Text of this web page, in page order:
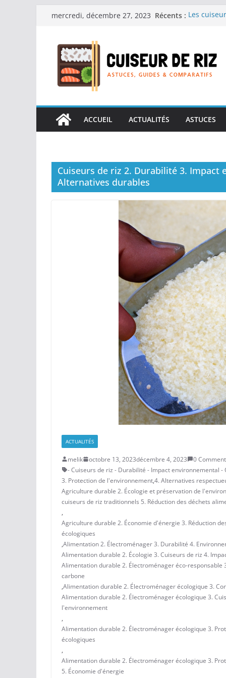
Passermercredi, décembre 27, 2023 Récents : Les
Les
en grande
Les
ACCUEIL
ACTUALITÉS ASTUCES
Cuiseurs de riz 2. Durabilité 3. Impact
Alternatives durables
ACTUALITÉS
melik octobre 13, 2023décembre 4, 2023
0
- Cuiseurs de riz - Durabilité - Impact environnemental -
3. Protection de l'environnement,4. Alternatives
Agriculture durable 2. Écologie et préservation de
cuiseurs de riz traditionnels 5. Réduction des déchets
,
Agriculture durable 2. Économie d'énergie 3. Réduction
écologiques
,Alimentation 2. Électroménager 3. Durabilité 4.
Alimentation durable 2. Écologie 3. Cuiseurs de riz 4.
Alimentation durable 2. Électroménager éco-responsable
carbone
,Alimentation durable 2. Électroménager écologique 3.
Alimentation durable 2. Électroménager écologique 3.
l'environnement
,
Alimentation durable 2. Électroménager écologique 3.
écologiques
,
Alimentation durable 2. Électroménager écologique 3.
5. Économie d'énergie